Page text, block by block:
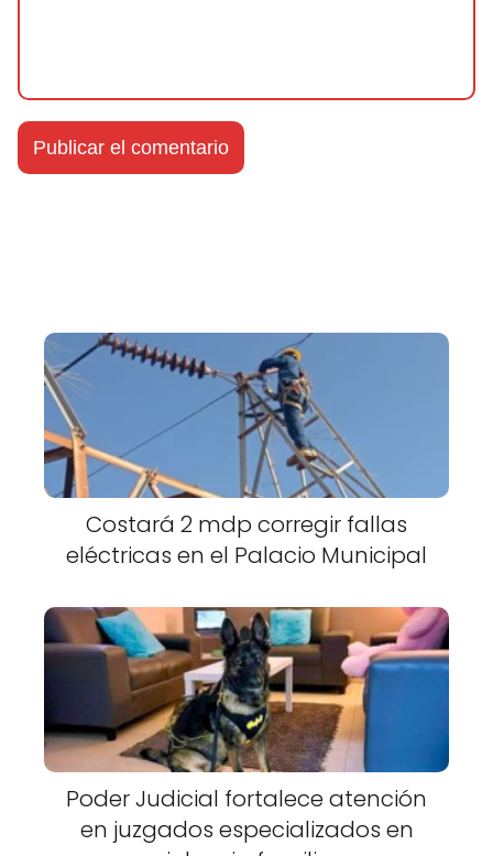
Costará 2 mdp corregir fallas
eléctricas en el Palacio Municipal
Poder Judicial fortalece atención
en juzgados especializados en